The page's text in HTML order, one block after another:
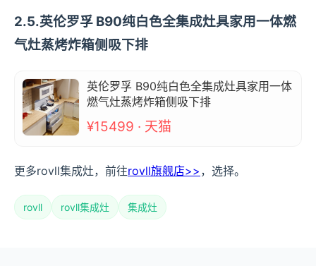
2.5.英伦罗孚 B90纯白色全集成灶具家用一体燃
气灶蒸烤炸箱侧吸下排
英伦罗孚 B90纯白色全集成灶具家用一体
燃气灶蒸烤炸箱侧吸下排
¥15499 · 天猫
更多rovll集成灶，前往rovll旗舰店>> ，选择。
rovll rovll集成灶 集成灶